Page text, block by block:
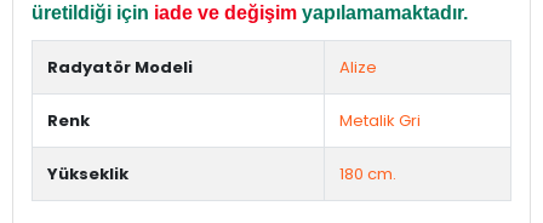
üretildiği için iade ve değişim yapılamamaktadır.
Radyatör Modeli Alize
Renk Metalik Gri
Yükseklik 180 cm.